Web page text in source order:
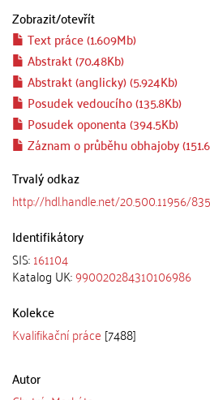
Zobrazit/otevřít
Text práce (1.609Mb)
Abstrakt (70.48Kb)
Abstrakt (anglicky) (5.924Kb)
Posudek vedoucího (135.8Kb)
Posudek oponenta (394.5Kb)
Záznam o průběhu obhajoby
Trvalý odkaz
http://hdl.handle.net/20.500.11956/
Identifikátory
SIS:161104
Katalog UK:990020284310106986
Kolekce
Kvalifikační práce [7488]
Autor